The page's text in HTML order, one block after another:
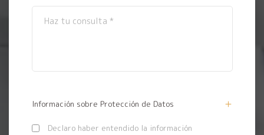
Información sobre Protección de Datos
Declaro haber entendido la información